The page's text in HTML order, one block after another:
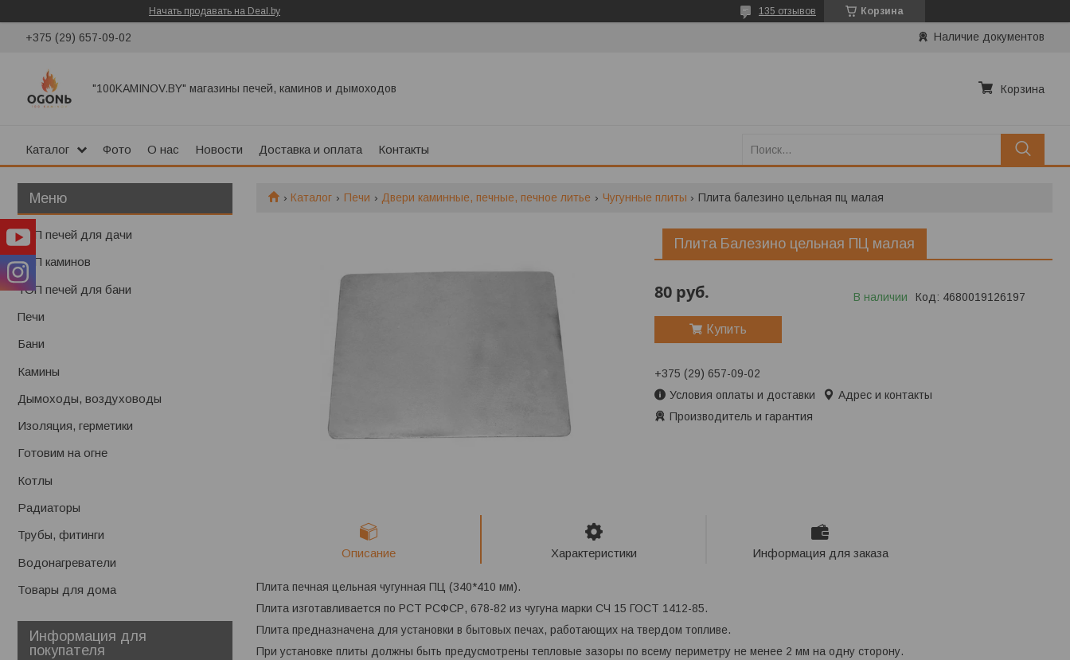
Начать продавать на Deal.by Корзина
135 отзывов
+375 (29) 657-09-02 Наличие документов
"100KAMINOV.BY" магазины печей, каминов и дымоходов Корзина
Каталог Фото О нас Новости Доставка и оплата Контакты
Каталог Печи Двери каминные, печные, печное литье Чугунные плиты Плита балезино цельная пц малая
Плита Балезино цельная ПЦ малая
80 руб. В наличии Код: 4680019126197
Купить
+375 (29) 657-09-02
Условия оплаты и доставки
Адрес и контакты
Производитель и гарантия
Описание Характеристики Информация для заказа
Плита печная цельная чугунная ПЦ (340*410 мм).
Плита изготавливается по РСТ РСФСР, 678-82 из чугуна марки СЧ 15 ГОСТ 1412-85.
Плита предназначена для установки в бытовых печах, работающих на твердом топливе.
При установке плиты должны быть предусмотрены тепловые зазоры по всему периметру не менее 2 мм на одну сторону.
ТОП печей для дачи
ТОП каминов
ТОП печей для бани
Печи
Бани
Камины
Дымоходы, воздуховоды
Изоляция, герметики
Готовим на огне
Котлы
Радиаторы
Трубы, фитинги
Водонагреватели
Товары для дома
Информация для
покупателя